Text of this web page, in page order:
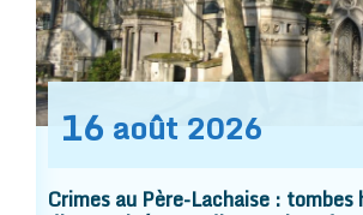
16 août 2026
Crimes au Père-Lachaise : tombes